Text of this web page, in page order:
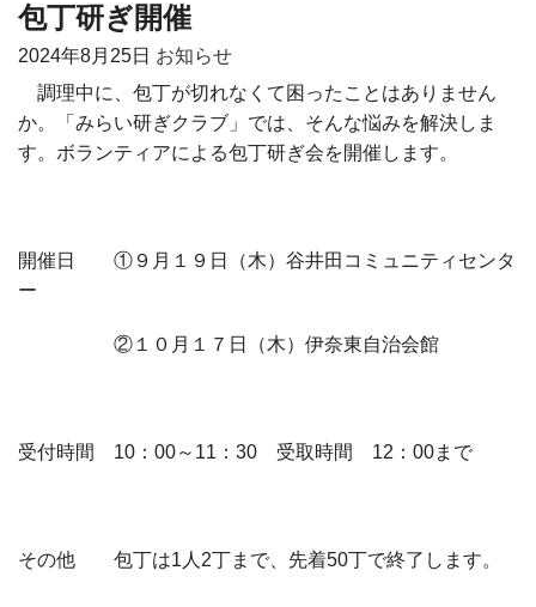
包丁研ぎ開催
2024年8月25日 お知らせ
調理中に、包丁が切れなくて困ったことはありません
か。「みらい研ぎクラブ」では、そんな悩みを解決しま
す。ボランティアによる包丁研ぎ会を開催します。
開催日 ①９月１９日（木）谷井田コミュニティセンタ
ー
②１０月１７日（木）伊奈東自治会館
受付時間 10 ： 00～ 11 ： 30 受取時間 12 ： 00まで
その他 包丁は1 人 2丁まで、先着50丁で終了します。